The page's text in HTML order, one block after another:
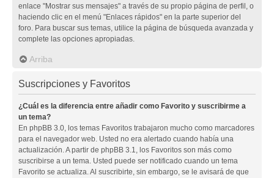
enlace "Mostrar sus mensajes" a través de su propio página de perfil, o
haciendo clic en el menú "Enlaces rápidos" en la parte superior del
foro. Para buscar sus temas, utilice la página de búsqueda avanzada y
complete las opciones apropiadas.
Arriba
Suscripciones y Favoritos
¿Cuál es la diferencia entre añadir como Favorito y suscribirme a
un tema?
En phpBB 3.0, los temas Favoritos trabajaron mucho como marcadores
para el navegador web. Usted no era alertado cuando había una
actualización. A partir de phpBB 3.1, los Favoritos son más como
suscribirse a un tema. Usted puede ser notificado cuando un tema
Favorito se actualiza. Al suscribirte, sin embargo, se le avisará de que